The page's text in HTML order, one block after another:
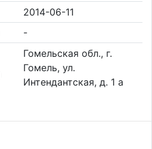
2014-06-11
-
Гомельская обл., г.
Гомель, ул.
Интендантская, д. 1 а